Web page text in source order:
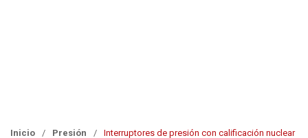
Inicio / Presión / Interruptores de presión con calificación nuclear